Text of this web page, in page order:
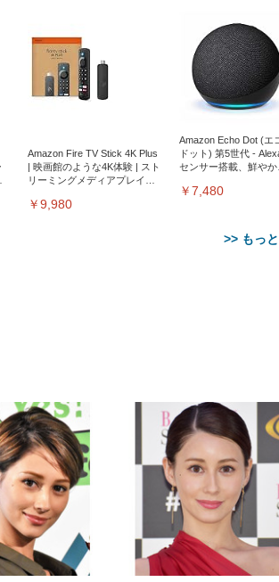
Amazon Fire TV Stick 4K Plus
| 映画館のような4K体験 | スト
リーミングメディアプレイヤ
￥9,980
Amazon Echo Dot (エ
ドット) 第5世代 -
センサー搭載、鮮やか
￥7,480
>> もっ
Sezlife オフィスチェア デスク
チェア 疲れない テレワーク
チェア 強化バックレスト 30度
ロッキング機能 人間工学 椅子
腰サポート 90度跳ね上げ式ア
ームレスト 3Dヘッドレスト
ハンガー付き 高反発クッショ
ン PCチェア 通気性メッシュ
ゲーミング/勉強/事務用 おし
ゃれ パソコンチェア (ホワイ
ト)
￥7,680
ANDWINT オフィスチ
ア デスクチェア 肘な
ッシュ 通気性 ランバ
ポート付き 腰サポート
ス圧無段階昇降 360度
転 キャスター付き コ
クト 幅52×奥行58.5×高
84～96cm テレワーク
宅勤務 ブラック
￥4,139
【整備済み品】Dell
E2724HS 27インチ 液晶モ
ニター フル
HD（1920×1080）VA 非光
沢 HDMI/DisplayPort/VGA
スピーカー内蔵 高さ調整 ス
イベル VESA対応
ComfortView ビジネス向け
￥15,800
【MiniLED/24.5inch/280Hz/
GRAPHT THE SHOOTER
Gaming Monitor 24” Essential
ーミングモニター QD 24.5イ
1ms FHD 量子ドット 残像低減
年保証 | 輝点保証 | 日本メーカ
￥34,980
Smart Basic(スマートベーシ
ック) 【Amazon.co.jp限定】
Smart Basic アイリスオーヤマ
ペットシーツ 超厚型 お徳用
ワイド 100枚入 (x 1) (ケース
販売)
￥3,670
アイリスオーヤマ ペッ
シーツ 超厚型 お徳用
ュラー 200枚入
【Amazon.co.jp限定】
￥3,731